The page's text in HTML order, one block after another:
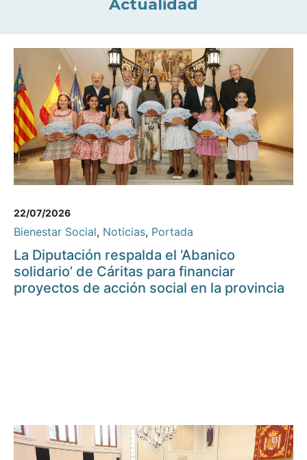
Actualidad
22/07/2026
Bienestar Social, Noticias, Portada
La Diputación respalda el ‘Abanico
solidario’ de Cáritas para financiar
proyectos de acción social en la provincia